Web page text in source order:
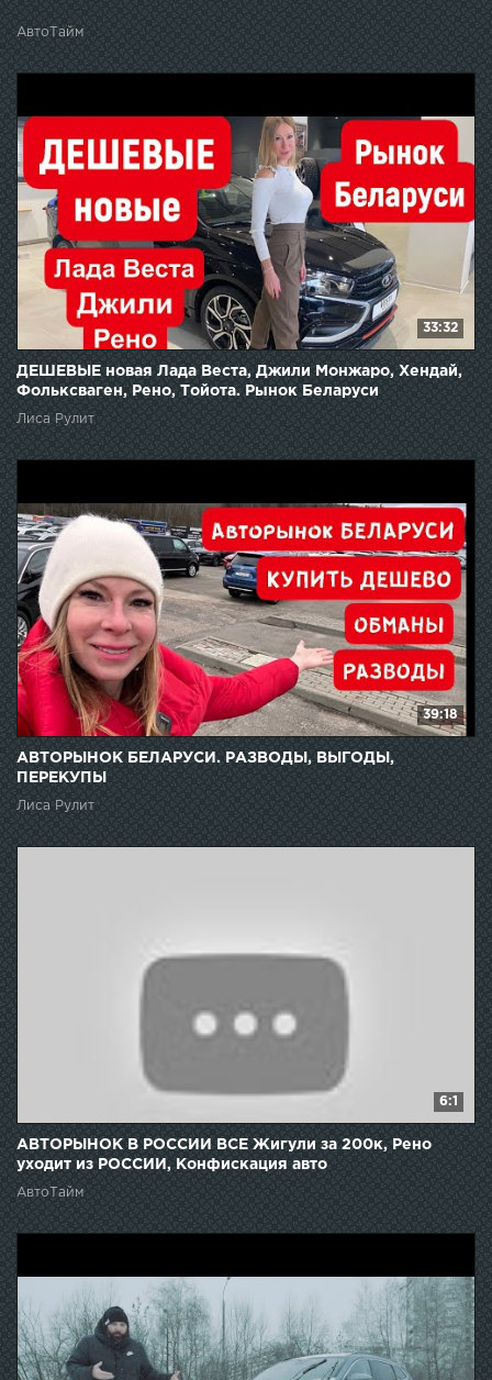
АвтоТайм
33:32
ДЕШЕВЫЕ новая Лада Веста, Джили Монжаро, Хендай,
Фольксваген, Рено, Тойота. Рынок Беларуси
Лиса Рулит
39:18
АВТОРЫНОК БЕЛАРУСИ. РАЗВОДЫ, ВЫГОДЫ,
ПЕРЕКУПЫ
Лиса Рулит
6:1
АВТОРЫНОК В РОССИИ ВСЕ Жигули за 200к, Рено
уходит из РОССИИ, Конфискация авто
АвтоТайм